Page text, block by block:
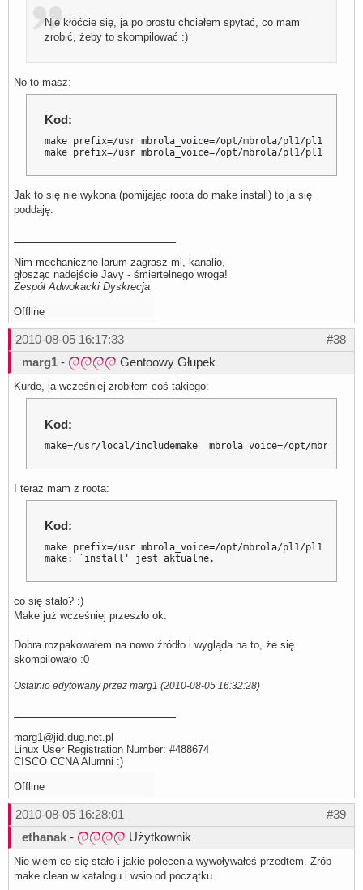
Nie kłóćcie się, ja po prostu chciałem spytać, co mam
zrobić, żeby to skompilować :)
No to masz:
Kod:
make prefix=/usr mbrola_voice=/opt/mbrola/pl1/pl1
make prefix=/usr mbrola_voice=/opt/mbrola/pl1/pl1
Jak to się nie wykona (pomijając roota do make install) to ja się
poddaję.
Nim mechaniczne larum zagrasz mi, kanalio,
głosząc nadejście Javy - śmiertelnego wroga!
Zespół Adwokacki Dyskrecja
Offline
#38
2010-08-05 16:17:33
marg1 - Gentoowy Głupek
Kurde, ja wcześniej zrobiłem coś takiego:
Kod:
make=/usr/local/includemake  mbrola_voice=/opt/mbrola/
I teraz mam z roota:
Kod:
make prefix=/usr mbrola_voice=/opt/mbrola/pl1/pl1
make: `install' jest aktualne.
co się stało? :)
Make już wcześniej przeszło ok.
Dobra rozpakowałem na nowo źródło i wygląda na to, że się
skompilowało :0
Ostatnio edytowany przez marg1 (2010-08-05 16:32:28)
marg1@jid.dug.net.pl
Linux User Registration Number: #488674
CISCO CCNA Alumni :)
Offline
#39
2010-08-05 16:28:01
ethanak - Użytkownik
Nie wiem co się stało i jakie polecenia wywoływałeś przedtem. Zrób
make clean w katalogu i wsio od początku.